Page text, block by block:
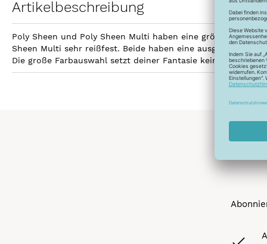
Artikelbeschreibung
Poly Sheen und Poly Sheen Multi haben eine größere
Sheen Multi sehr reißfest. Beide haben eine
Die große Farbauswahl setzt deiner Fantasie keine Grenzen